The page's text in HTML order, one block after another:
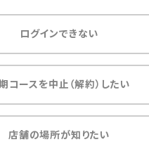
ログインできない
コースを中止（解約）したい
店舗の場所が知りたい